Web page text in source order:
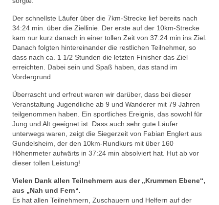
Der schnellste Läufer über die 7km-Strecke lief bereits nach
34:24 min. über die Ziellinie. Der erste auf der 10km-Strecke
kam nur kurz danach in einer tollen Zeit von 37:24 min ins Ziel.
Danach folgten hintereinander die restlichen Teilnehmer, so
dass nach ca. 1 1/2 Stunden die letzten Finisher das Ziel
erreichten. Dabei sein und Spaß haben, das stand im
Vordergrund.
Überrascht und erfreut waren wir darüber, dass bei dieser
Veranstaltung Jugendliche ab 9 und Wanderer mit 79 Jahren
teilgenommen haben. Ein sportliches Ereignis, das sowohl für
Jung und Alt geeignet ist. Dass auch sehr gute Läufer
unterwegs waren, zeigt die Siegerzeit von Fabian Englert aus
Gundelsheim, der den 10km-Rundkurs mit über 160
Höhenmeter aufwärts in 37:24 min absolviert hat. Hut ab vor
dieser tollen Leistung!
Vielen Dank allen Teilnehmern aus der „Krummen Ebene“,
aus „Nah und Fern“.
Es hat allen Teilnehmern, Zuschauern und Helfern auf der